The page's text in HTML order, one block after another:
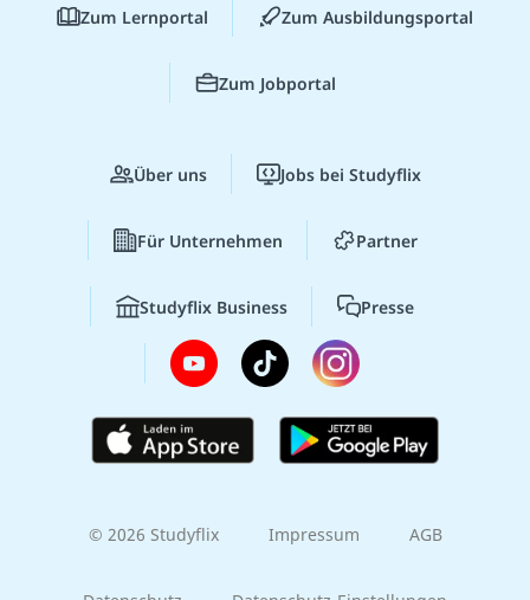
Zum Lernportal Zum Ausbildungsportal
Zum Jobportal
Über uns Jobs bei Studyflix
Für Unternehmen Partner
Studyflix Business Presse
© 2026 Studyflix Impressum AGB